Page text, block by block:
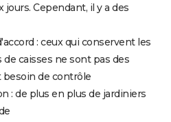
Cependant, il y a des
: ceux qui conservent les
caisses ne sont pas des
de contrôle
: de plus en plus de jardiniers